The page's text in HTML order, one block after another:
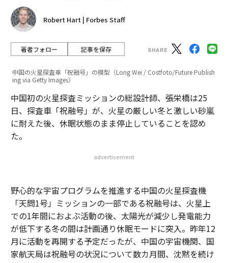
Robert Hart | Forbes Staff
著者フォロー 記事を保存
中国の火星探査車「祝融号」の模型（Long Wei / Costfoto/Future Publish
ing via Getty Images）
中国初の火星探査ミッションの総設計師、張栄橋は25
日、探査車「祝融号」が、火星の厳しい冬と激しい砂嵐
に耐えた後、休眠状態のまま停止していることを認め
た。
advertisement
野心的な宇宙プログラムを推進する中国の火星探査機
「天問1号」ミッションの一部である祝融号は、火星上
での1年間におよぶ活動の後、太陽光が減少し発電能力
が低下する冬の間は計画通り休眠モードに突入。昨年12
月に活動を再開する予定だったが、中国の宇宙機関、国
家航天局は祝融号の状況について数カ月間、沈黙を続け